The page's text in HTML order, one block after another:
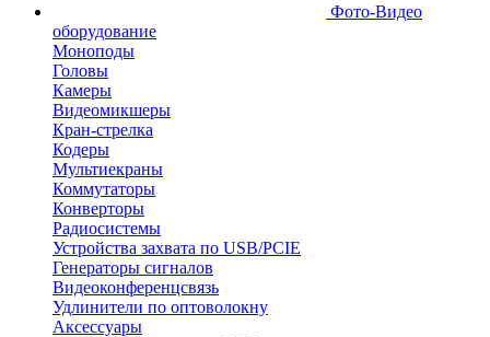
Фото-Видео
оборудование
Моноподы
Головы
Камеры
Видеомикшеры
Кран-стрелка
Кодеры
Мультиекраны
Коммутаторы
Конверторы
Радиосистемы
Устройства захвата по USB/PCIE
Генераторы сигналов
Видеоконференцсвязь
Удлинители по оптоволокну
Аксессуары